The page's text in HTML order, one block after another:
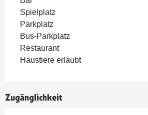
Spielplatz
Parkplatz
Bus-Parkplatz
Restaurant
Haustiere erlaubt
Zugänglichkeit